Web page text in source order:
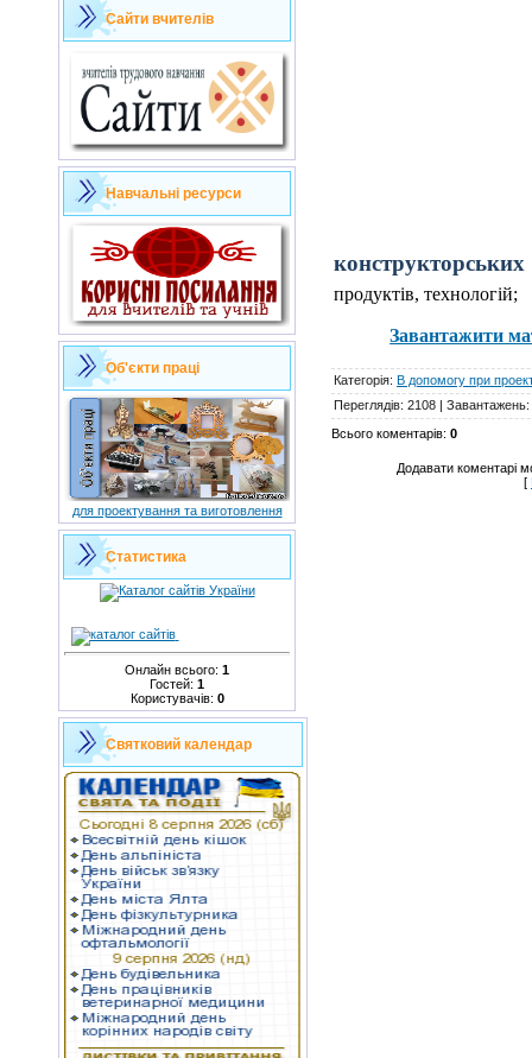
Сайти вчителів
Навчальні ресурси
Об'єкти праці
для проектування та виготовлення
Статистика
Онлайн всього: 1
Гостей: 1
Користувачів: 0
Святковий календар
продуктів, технологій;
Завантажити
Категорія: В допомогу при
Переглядів: 2108 Завантажень:
Всього коментарів: 0
Додавати коментарі
[